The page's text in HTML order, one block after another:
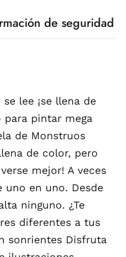
de seguridad
se lee ¡se llena de
para pintar mega
de Monstruos
de color, pero
mejor! A veces
uno en uno. Desde
ninguno. ¿Te
diferentes a tus
sonrientes Disfruta